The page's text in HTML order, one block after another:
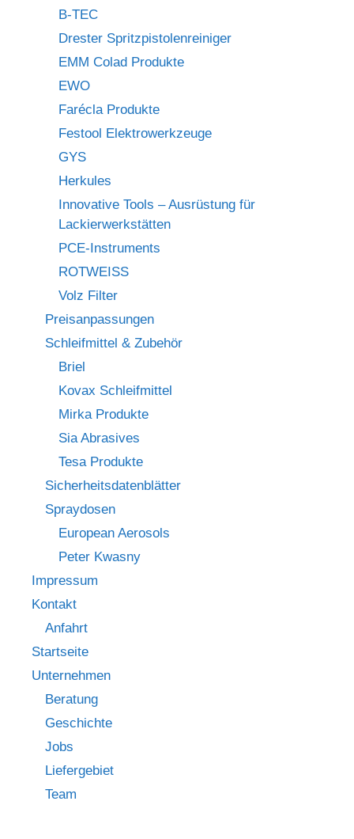
B-TEC
Drester Spritzpistolenreiniger
EMM Colad Produkte
EWO
Farécla Produkte
Festool Elektrowerkzeuge
GYS
Herkules
Innovative Tools – Ausrüstung für
Lackierwerkstätten
PCE-Instruments
ROTWEISS
Volz Filter
Preisanpassungen
Schleifmittel & Zubehör
Briel
Kovax Schleifmittel
Mirka Produkte
Sia Abrasives
Tesa Produkte
Sicherheitsdatenblätter
Spraydosen
European Aerosols
Peter Kwasny
Impressum
Kontakt
Anfahrt
Startseite
Unternehmen
Beratung
Geschichte
Jobs
Liefergebiet
Team